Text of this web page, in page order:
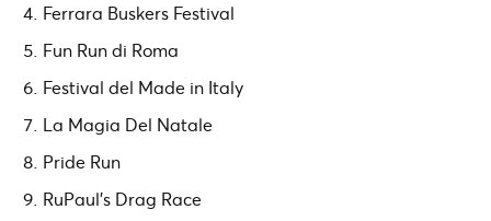
Ferrara Buskers Festival
Fun Run di Roma
Festival del Made in Italy
La Magia Del Natale
Pride Run
RuPaul’s Drag Race